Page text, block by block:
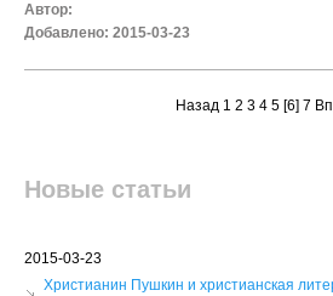
Автор:
Добавлено: 2015-03-23
Назад 1 2 3 4 5 [6] 7
Новые статьи
2015-03-23
Христианин Пушкин и христианская